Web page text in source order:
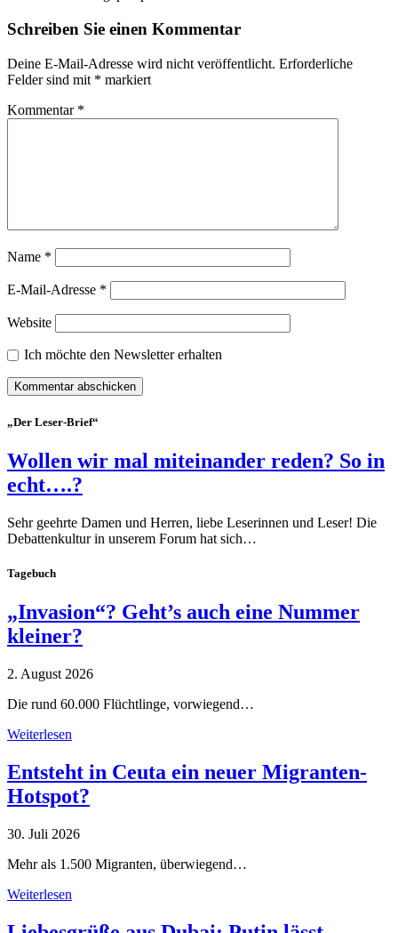
Schreiben Sie einen Kommentar
Deine E-Mail-Adresse wird nicht veröffentlicht. Erforderliche
Felder sind mit * markiert
Kommentar *
Name *
E-Mail-Adresse *
Website
Ich möchte den Newsletter erhalten
„Der Leser-Brief“
Wollen wir mal miteinander reden? So in
echt….?
Sehr geehrte Damen und Herren, liebe Leserinnen und Leser! Die
Debattenkultur in unserem Forum hat sich…
Tagebuch
„Invasion“? Geht’s auch eine Nummer
kleiner?
2. August 2026
Die rund 60.000 Flüchtlinge, vorwiegend…
Weiterlesen
Entsteht in Ceuta ein neuer Migranten-
Hotspot?
30. Juli 2026
Mehr als 1.500 Migranten, überwiegend…
Weiterlesen